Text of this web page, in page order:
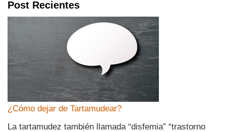
Post Recientes
¿Cómo dejar de Tartamudear?
La tartamudez también llamada “disfemia” “trastorno